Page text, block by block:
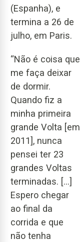
(Espanha), e
termina a 26 de
julho, em Paris.
“Não é coisa que
me faça deixar
de dormir.
Quando fiz a
minha primeira
grande Volta [em
2011], nunca
pensei ter 23
grandes Voltas
terminadas. […]
Espero chegar
ao final da
corrida e que
não tenha